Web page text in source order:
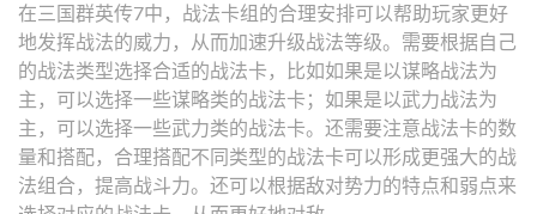
在三国群英传7中，战法卡组的合理安排可以帮助玩家更好
地发挥战法的威力，从而加速升级战法等级。需要根据自己
的战法类型选择合适的战法卡，比如如果是以谋略战法为
主，可以选择一些谋略类的战法卡；如果是以武力战法为
主，可以选择一些武力类的战法卡。还需要注意战法卡的数
量和搭配，合理搭配不同类型的战法卡可以形成更强大的战
法组合，提高战斗力。还可以根据敌对势力的特点和弱点来